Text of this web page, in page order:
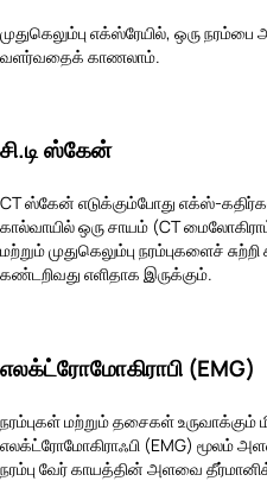
முதுகெலும்பு எக்ஸ்ரேயில், ஒரு நரம்பை
வளர்வதைக் காணலாம்.
சி.டி ஸ்கேன்
CT ஸ்கேன் எடுக்கும்போது எக்ஸ்-
கால்வாயில் ஒரு சாயம் (CT
மற்றும் முதுகெலும்பு நரம்புகளைச்
கண்டறிவது எளிதாக இருக்கும்.
எலக்ட்ரோமோகிராபி (EMG)
நரம்புகள் மற்றும் தசைகள்
எலக்ட்ரோமோகிராஃபி (EMG) மூலம்
நரம்பு வேர் காயத்தின் அளவை